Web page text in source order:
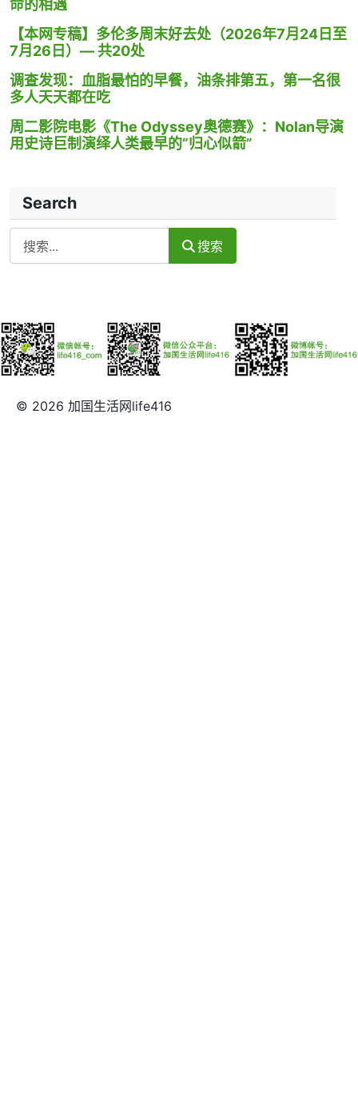
命的相遇
【本网专稿】多伦多周末好去处（2026年7月24日至
7月26日）— 共20处
调查发现：血脂最怕的早餐，油条排第五，第一名很
多人天天都在吃
周二影院电影《The Odyssey奥德赛》：Nolan导演
用史诗巨制演绎人类最早的“归心似箭”
Search
Search
搜索
© 2026 加国生活网life416